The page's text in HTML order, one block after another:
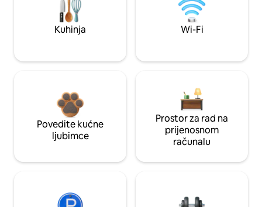
Kuhinja Wi-Fi
Povedite kućne
ljubimce
Prostor za rad na
prijenosnom
računalu